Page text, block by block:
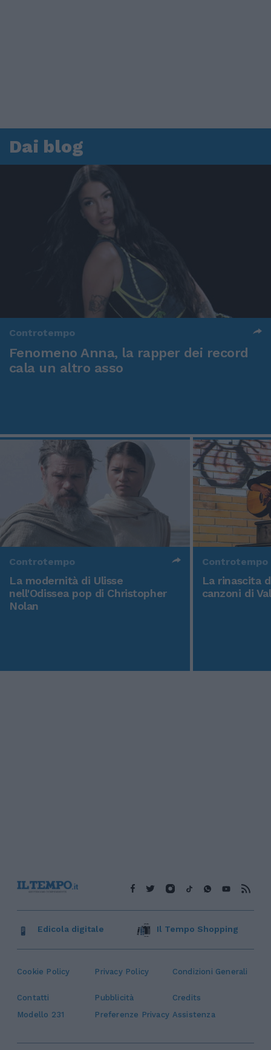
Dai blog
Controtempo
Fenomeno Anna, la rapper dei record
cala un altro asso
Controtempo
La modernità di Ulisse
nell'Odissea pop di Christopher
Nolan
Controtempo
La rinascita
canzoni di
Cookie Policy Privacy Policy Condizioni Generali
Contatti Pubblicità
Credits
Modello 231
Preferenze Privacy Assistenza
Edicola digitale Il Tempo Shopping